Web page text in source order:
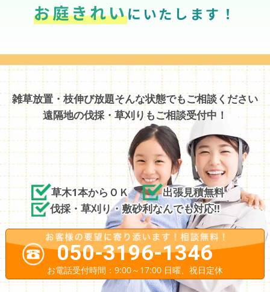
お庭きれいにいたします！
雑草放置・枝伸び放題そんな状態でもご相談ください
遠隔地の伐採・草刈りもご相談受付中！
草木1本からＯＫ
出張見積無料
伐採・草刈り・敷砂利なんでも対応!!
050-3196-1346
お電話受付時間：9:00～17:00 日曜、祝日定休